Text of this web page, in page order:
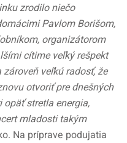
zrodilo niečo
Pavlom Borišom,
organizátorom
cítime veľký rešpekt
veľkú radosť, že
otvoriť pre dnešných
stretla energia,
mladosti takým
Na príprave podujatia